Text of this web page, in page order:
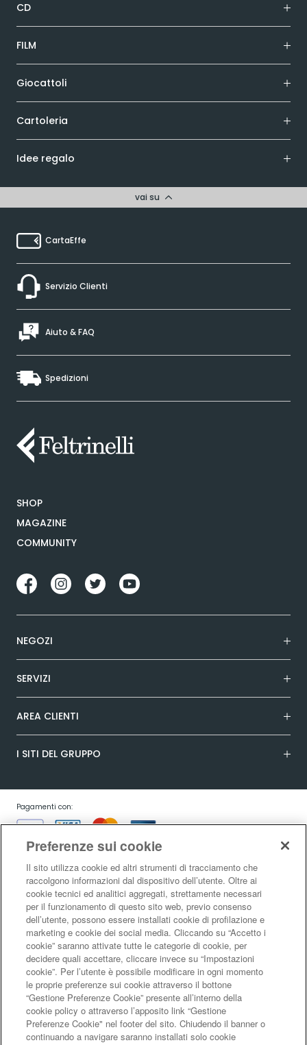
CD
FILM
Giocattoli
Cartoleria
Idee regalo
vai su
CartaEffe
Servizio Clienti
Aiuto & FAQ
Spedizioni
SHOP
MAGAZINE
COMMUNITY
NEGOZI
SERVIZI
AREA CLIENTI
I SITI DEL GRUPPO
Pagamenti con:
Garanzia:
Condizioni generali di vendita |Condizioni d’uso del sito|Informativa sulla
risoluzione alternativa controversie consumatori - ADR/ODR
Informativa
sulla privacy |Informativa sulla garanzia legale di conformità|Informativa
sul diritto di recesso| Informativa sul RAEE|Informativa sui cookie
di Autoregolamentazione Netcomm |Netcomm Spazio Consumatori
LaFeltrinelli Internet Bookshop S.r.l. - Sede legale e amministrativa Via
Tucidide 14, 20134 Milano - C.F. e P.I. 05329570963 - Reg. imprese di Milano
Monza Brianza Lodi nr. 05329570963 - R.E.A. MI 1813088 - Capitale Sociale €
Preferenze sui cookie
Il sito utilizza cookie ed altri strumenti di tracciamento che
raccolgono informazioni dal dispositivo dell’utente. Oltre ai
cookie tecnici ed analitici aggregati, strettamente necessari
per il funzionamento di questo sito web, previo consenso
dell’utente, possono essere installati cookie di profilazione e
marketing e cookie dei social media. Cliccando su “Accetto i
cookie” saranno attivate tutte le categorie di cookie, per
decidere quali accettare, cliccare invece su “Impostazioni
cookie”. Per l’utente è possibile modificare in ogni momento
le proprie preferenze sui cookie attraverso il bottone
“Gestione Preferenze Cookie” presente all’interno della
cookie policy o attraverso l’apposito link “Gestione
Preferenze Cookie" nel footer del sito. Chiudendo il banner o
continuando a navigare saranno installati solo cookie